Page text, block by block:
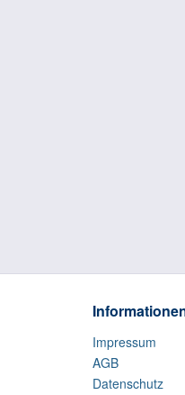
Impressum
AGB
Datenschutz